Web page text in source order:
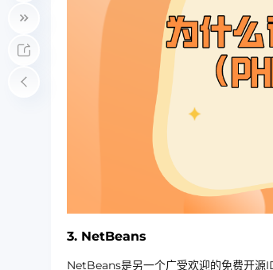
3. NetBeans
NetBeans是另一个广受欢迎的免费开